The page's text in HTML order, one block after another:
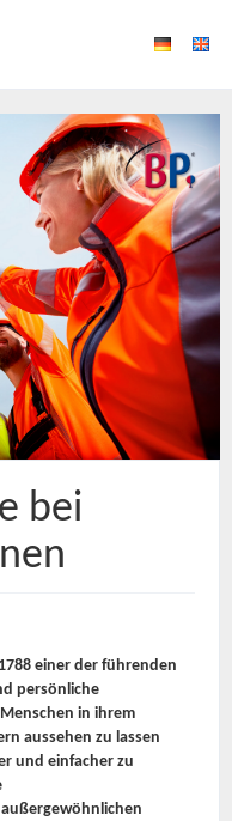
bei
einer der führenden
persönliche
in ihrem
aussehen zu lassen
und einfacher zu